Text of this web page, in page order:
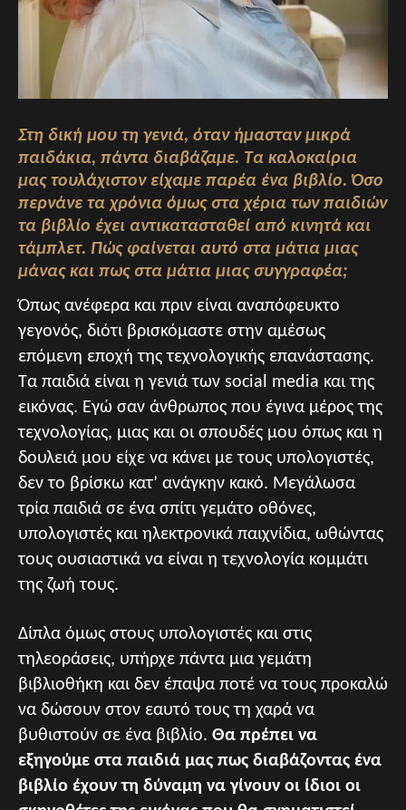
Στη δική μου τη γενιά, όταν ήμασταν μικρά
παιδάκια, πάντα διαβάζαμε. Τα καλοκαίρια
μας τουλάχιστον είχαμε παρέα ένα βιβλίο. Όσο
περνάνε τα χρόνια όμως στα χέρια των παιδιών
τα βιβλίο έχει αντικατασταθεί από κινητά και
τάμπλετ. Πώς φαίνεται αυτό στα μάτια μιας
μάνας και πως στα μάτια μιας συγγραφέα;
Όπως ανέφερα και πριν είναι αναπόφευκτο
γεγονός, διότι βρισκόμαστε στην αμέσως
επόμενη εποχή της τεχνολογικής επανάστασης.
Τα παιδιά είναι η γενιά των social media και της
εικόνας. Εγώ σαν άνθρωπος που έγινα μέρος της
τεχνολογίας, μιας και οι σπουδές μου όπως και η
δουλειά μου είχε να κάνει με τους υπολογιστές,
δεν το βρίσκω κατ’ ανάγκην κακό. Μεγάλωσα
τρία παιδιά σε ένα σπίτι γεμάτο οθόνες,
υπολογιστές και ηλεκτρονικά παιχνίδια, ωθώντας
τους ουσιαστικά να είναι η τεχνολογία κομμάτι
της ζωή τους.
Δίπλα όμως στους υπολογιστές και στις
τηλεοράσεις, υπήρχε πάντα μια γεμάτη
βιβλιοθήκη και δεν έπαψα ποτέ να τους προκαλώ
να δώσουν στον εαυτό τους τη χαρά να
βυθιστούν σε ένα βιβλίο. Θα πρέπει να
εξηγούμε στα παιδιά μας πως διαβάζοντας ένα
βιβλίο έχουν τη δύναμη να γίνουν οι ίδιοι οι